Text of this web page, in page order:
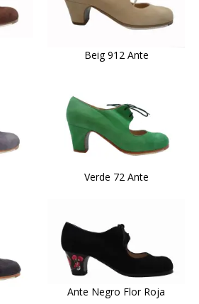
Beig 912 Ante
Verde 72 Ante
Ante Negro Flor Roja